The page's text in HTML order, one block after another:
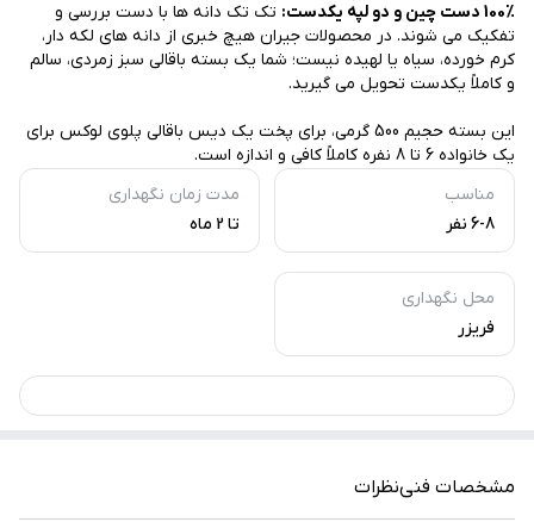
مناسب
6-8 نفر
مدت زمان نگهداری
تا 2 ماه
محل نگهداری
فریزر
100٪ دست چین و دو لپه یکدست:
تک تک دانه ها با دست بررسی و
تفکیک می شوند. در محصولات جیران هیچ خبری از دانه های لکه دار،
کرم خورده، سیاه یا لهیده نیست؛ شما یک بسته باقالی سبز زمردی، سالم
و کاملاً یکدست تحویل می گیرید.
این بسته حجیم 500 گرمی، برای پخت یک دیس باقالی پلوی لوکس برای
یک خانواده 6 تا 8 نفره کاملاً کافی و اندازه است.
مشخصات فنینظرات